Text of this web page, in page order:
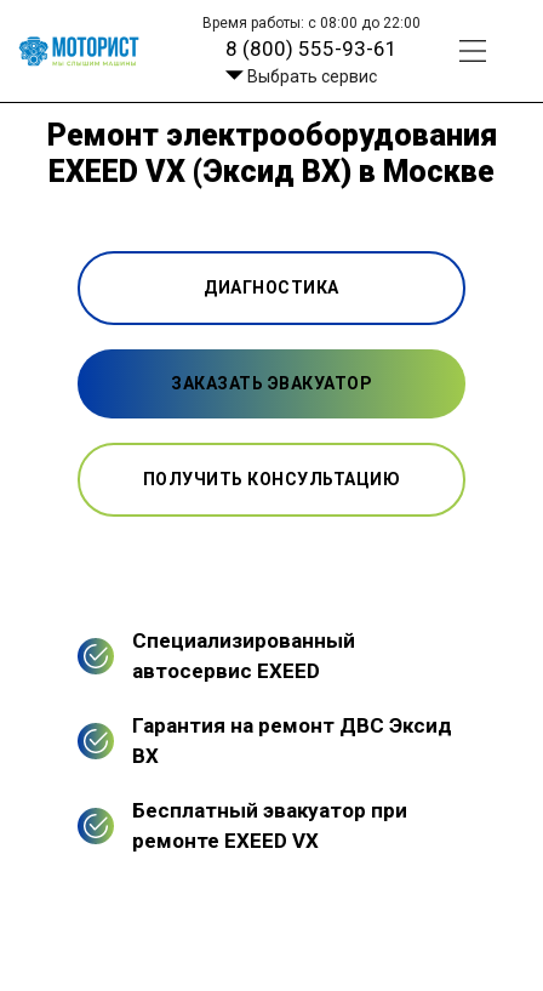
Время работы: с 08:00 до 22:00
8 (800) 555-93-61
Выбрать сервис
Ремонт электрооборудования
EXEED VX (Эксид ВХ) в Москве
ДИАГНОСТИКА
ЗАКАЗАТЬ ЭВАКУАТОР
ПОЛУЧИТЬ КОНСУЛЬТАЦИЮ
Специализированный
автосервис EXEED
Гарантия на ремонт ДВС Эксид
ВХ
Бесплатный эвакуатор при
ремонте EXEED VX